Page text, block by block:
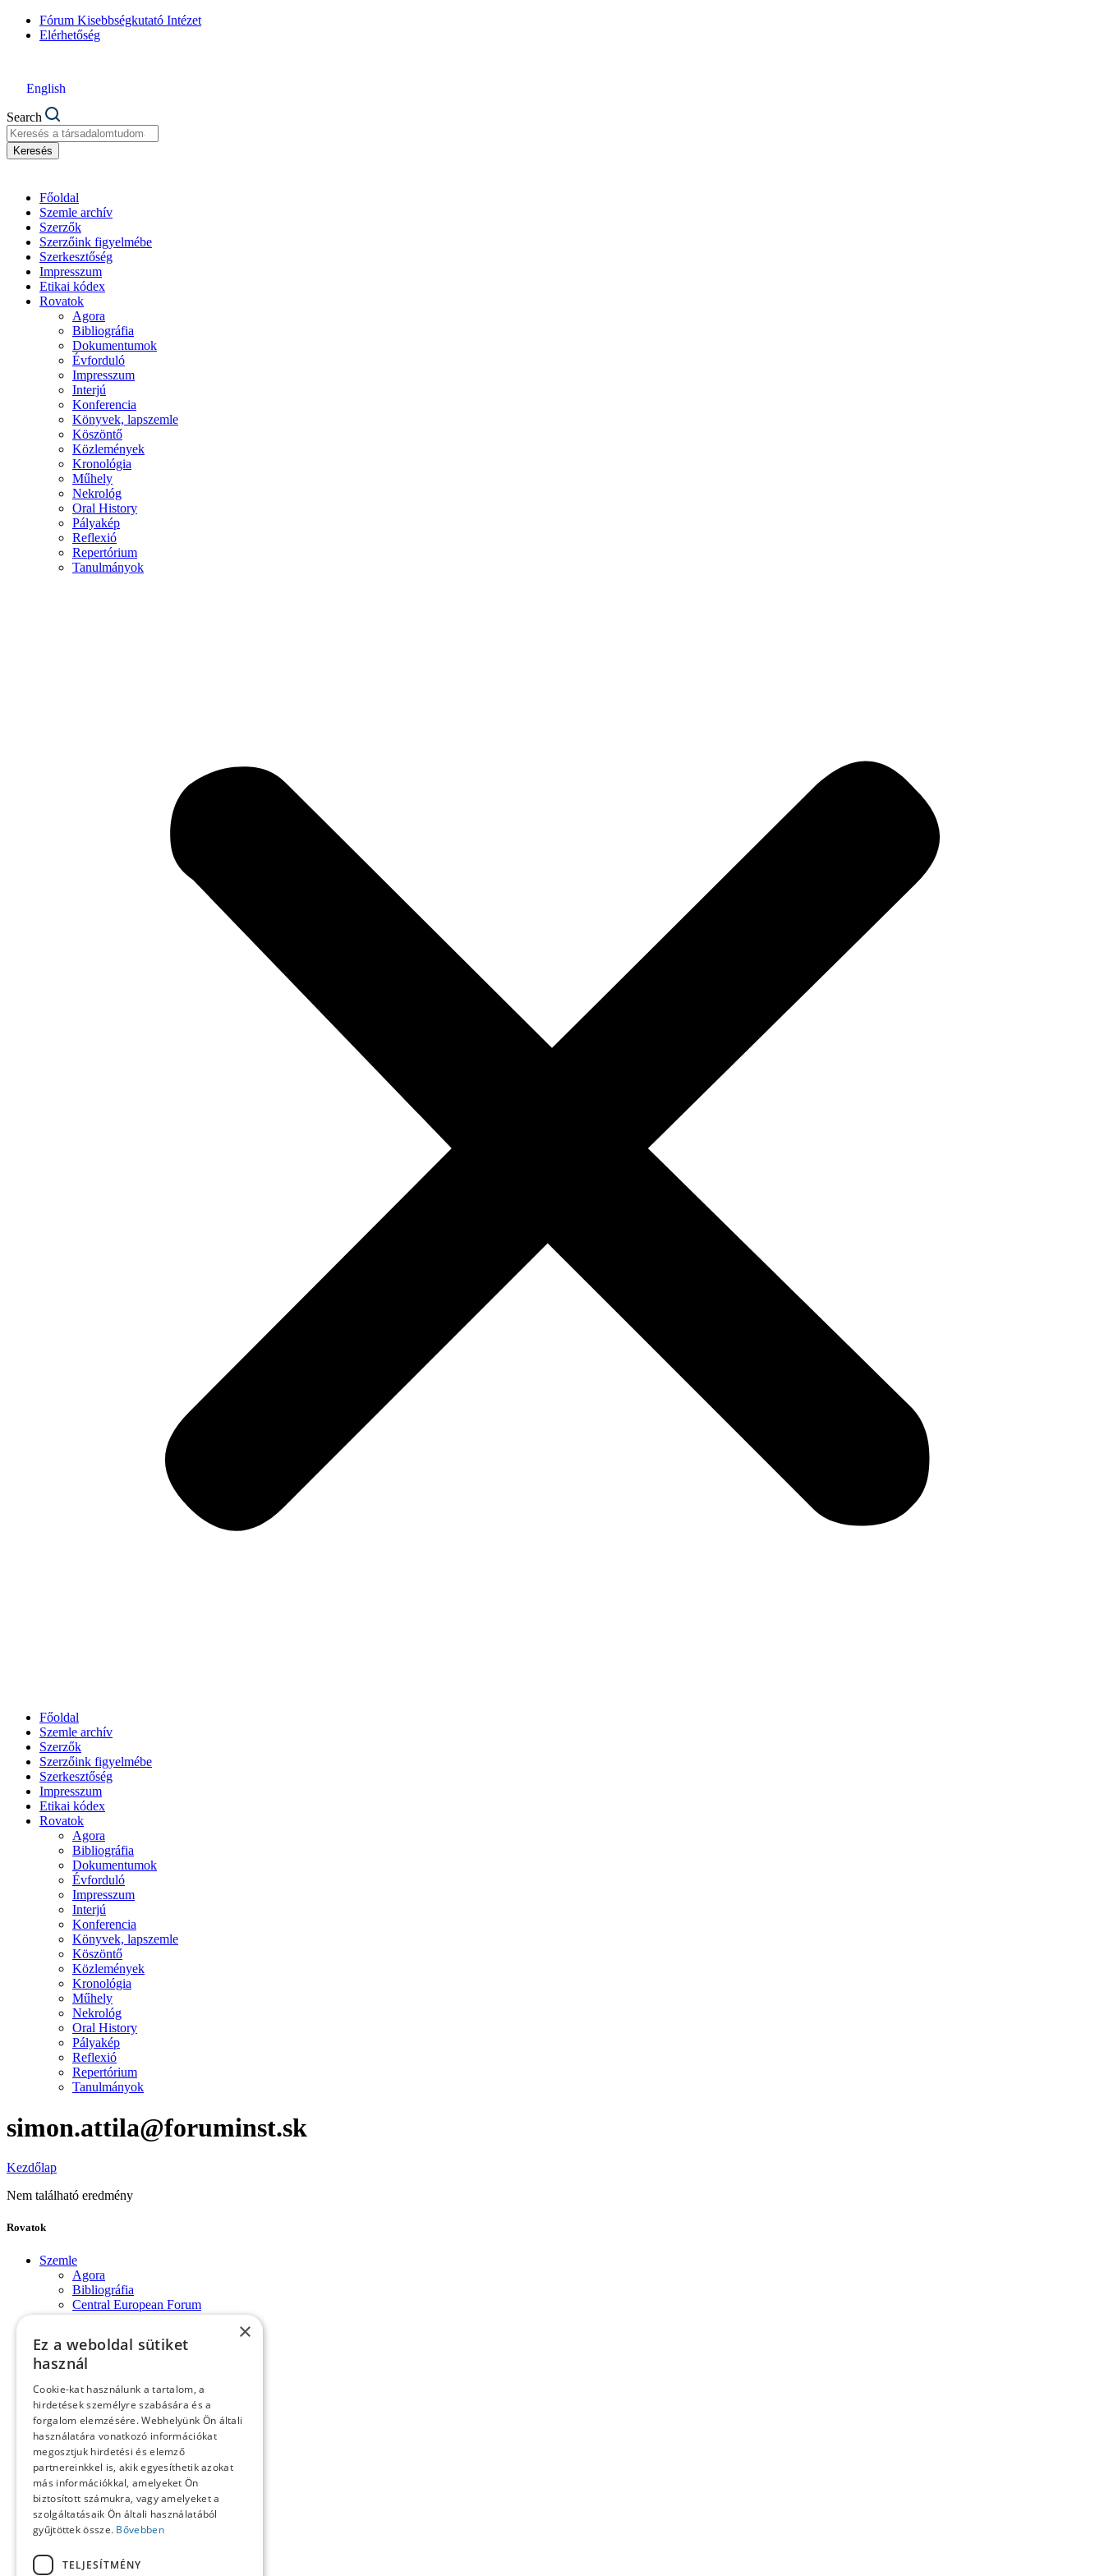
Fórum Kisebbségkutató Intézet
Elérhetőség
English
Search
Keresés
Főoldal
Szemle archív
Szerzők
Szerzőink figyelmébe
Szerkesztőség
Impresszum
Etikai kódex
Rovatok
Agora
Bibliográfia
Dokumentumok
Évforduló
Impresszum
Interjú
Konferencia
Könyvek, lapszemle
Köszöntő
Közlemények
Kronológia
Műhely
Nekrológ
Oral History
Pályakép
Reflexió
Repertórium
Tanulmányok
Főoldal
Szemle archív
Szerzők
Szerzőink figyelmébe
Szerkesztőség
Impresszum
Etikai kódex
Rovatok
Agora
Bibliográfia
Dokumentumok
Évforduló
Impresszum
Interjú
Konferencia
Könyvek, lapszemle
Köszöntő
Közlemények
Kronológia
Műhely
Nekrológ
Oral History
Pályakép
Reflexió
Repertórium
Tanulmányok
simon.attila@foruminst.sk
Kezdőlap
Nem található eredmény
Rovatok
Szemle
Agora
Bibliográfia
Central European Forum
Dokumentumok
Fórum-monológok
Impresszum
Könyvek, lapszemle
Kósa László köszöntése
Köszöntő
Közlemények
Kronológia
Lapszemle
Műhely
Nekrológ
Oral History
Pályakép
Repertórium
Resumé
×
Ez a weboldal sütiket
használ
Cookie-kat használunk a tartalom, a
hirdetések személyre szabására és a
forgalom elemzésére. Webhelyünk Ön általi
használatára vonatkozó információkat
megosztjuk hirdetési és elemző
partnereinkkel is, akik egyesíthetik azokat
más információkkal, amelyeket Ön
biztosított számukra, vagy amelyeket a
szolgáltatásaik Ön általi használatából
gyűjtöttek össze. Bővebben
TELJESÍTMÉNY